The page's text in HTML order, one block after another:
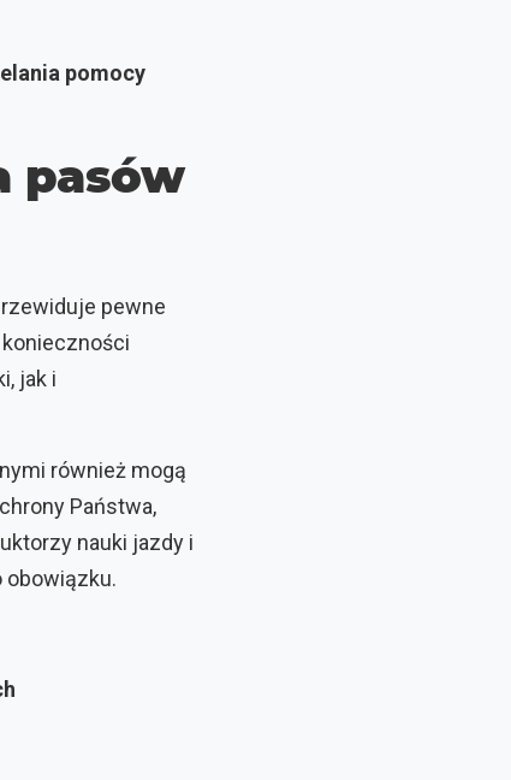
pomocy
pasów
pewne
jak i
również mogą
Państwa,
nauki jazdy i
obowiązku.